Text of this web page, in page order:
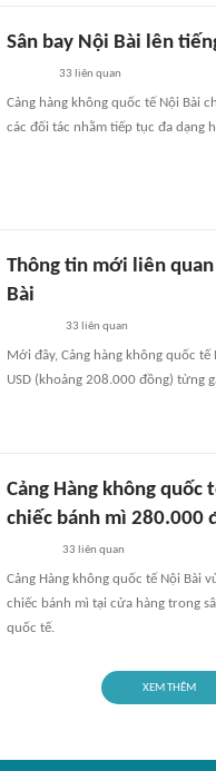
Sân bay Nội Bài lên
33 liên quan
Cảng hàng không quốc tế Nội Bài
các đối tác nhằm tiếp tục đa dạng
Thông tin mới liên
Bài
33 liên quan
Mới đây, Cảng hàng không quốc
USD (khoảng 208.000 đồng) từng
Cảng Hàng không
chiếc bánh mì 280.000
33 liên quan
Cảng Hàng không quốc tế Nội Bài
chiếc bánh mì tại cửa hàng trong
quốc tế.
XEM THÊM